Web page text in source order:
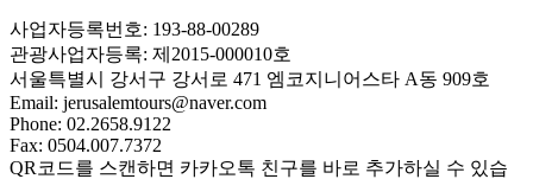
사업자등록번호: 193-88-00289
관광사업자등록: 제2015-000010호
서울특별시 강서구 강서로 471 엠코지니어스타 A동 909호
Email: jerusalemtours@naver.com
Phone: 02.2658.9122
Fax: 0504.007.7372
QR코드를 스캔하면 카카오톡 친구를 바로 추가하실 수 있습